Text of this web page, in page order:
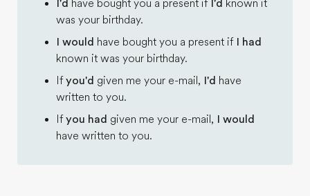
I'd have bought you a present if I'd known it
was your birthday.
I would have bought you a present if I had
known it was your birthday.
Ifyou'd given me your e-mail, I'd have
written to you.
Ifyou had given me your e-mail, I would
have written to you.